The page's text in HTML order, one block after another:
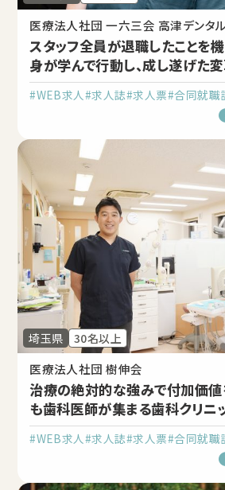
医療法人社団 一六三会 高津デンタ
スタッフ全員が退職したことを
身が学んで行動し、成し遂げた
#WEB求人 #求人誌#求人票#合同就職
埼玉県 30名以上
医療法人社団 樹伸会
治療の絶対的な強みで付加価値
も歯科医師が集まる歯科クリニ
#WEB求人 #求人誌#求人票#合同就職